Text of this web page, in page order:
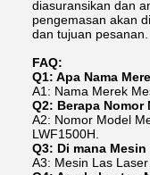
diasuransikan dan
pengemasan akan
dan tujuan pesanan.
FAQ:
Q1: Apa Nama
A1: Nama Merek
Q2: Berapa Nomor
A2: Nomor Model
LWF1500H.
Q3: Di mana
A3: Mesin Las